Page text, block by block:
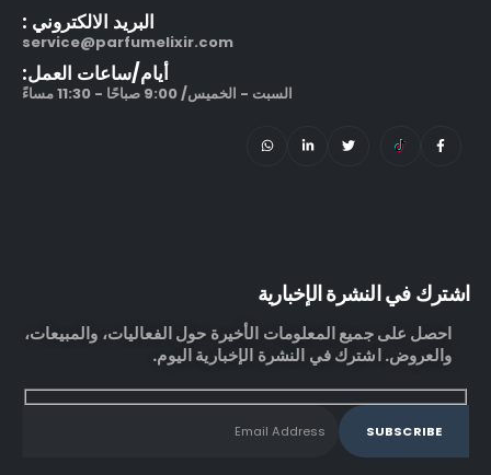
البريد الالكتروني :
service@parfumelixir.com
أيام/ساعات العمل:
السبت - الخميس/ 9:00 صباحًا - 11:30 مساءً
اشترك في النشرة الإخبارية
احصل على جميع المعلومات الأخيرة حول الفعاليات، والمبيعات،
والعروض. اشترك في النشرة الإخبارية اليوم.